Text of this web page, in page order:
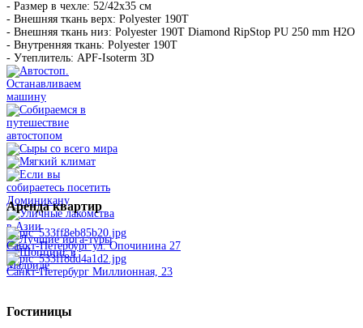
- Размер в чехле: 52/42x35 см
- Внешняя ткань верх: Polyester 190T
- Внешняя ткань низ: Polyester 190T Diamond RipStop PU 250 mm H2O
- Внутренняя ткань: Polyester 190T
- Утеплитель: APF-Isoterm 3D
Арендаквартир
Санкт-Петербург ул. Опочинина 27
Санкт-Петербург Миллионная, 23
Гостиницы